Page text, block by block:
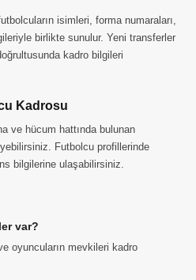
isimleri, forma numaraları,
birlikte sunulur. Yeni transferler
kadro bilgileri
Kadrosu
ve hücum hattında bulunan
Futbolcu profillerinde
bilgilerine ulaşabilirsiniz.
var?
oyuncuların mevkileri kadro